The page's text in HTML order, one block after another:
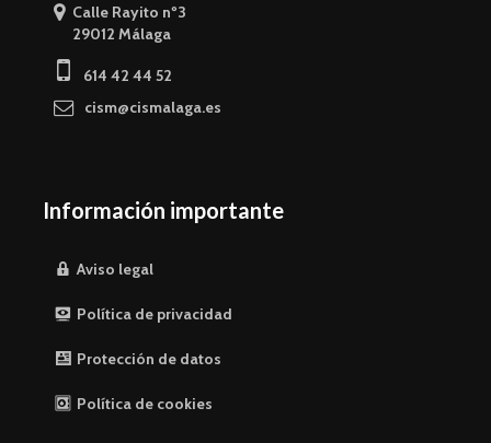
Calle Rayito nº3
29012 Málaga
614 42 44 52
cism@cismalaga.es
Información importante
Aviso legal
Política de privacidad
Protección de datos
Política de cookies